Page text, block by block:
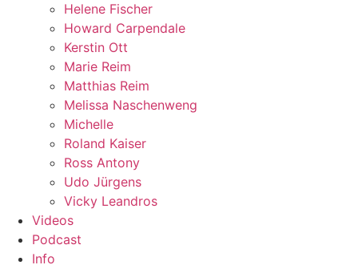
Helene Fischer
Howard Carpendale
Kerstin Ott
Marie Reim
Matthias Reim
Melissa Naschenweng
Michelle
Roland Kaiser
Ross Antony
Udo Jürgens
Vicky Leandros
Videos
Podcast
Info